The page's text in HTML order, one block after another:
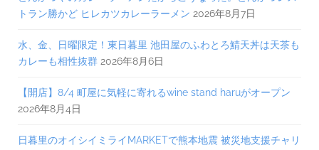
トラン勝かど ヒレカツカレーラーメン 2026年8月7日
水、金、日曜限定！東日暮里 池田屋のふわとろ鯖天丼は天茶も
カレーも相性抜群 2026年8月6日
【開店】8/4 町屋に気軽に寄れるwine stand haruがオープン
2026年8月4日
日暮里のオイシイミライMARKETで熊本地震 被災地支援チャリ